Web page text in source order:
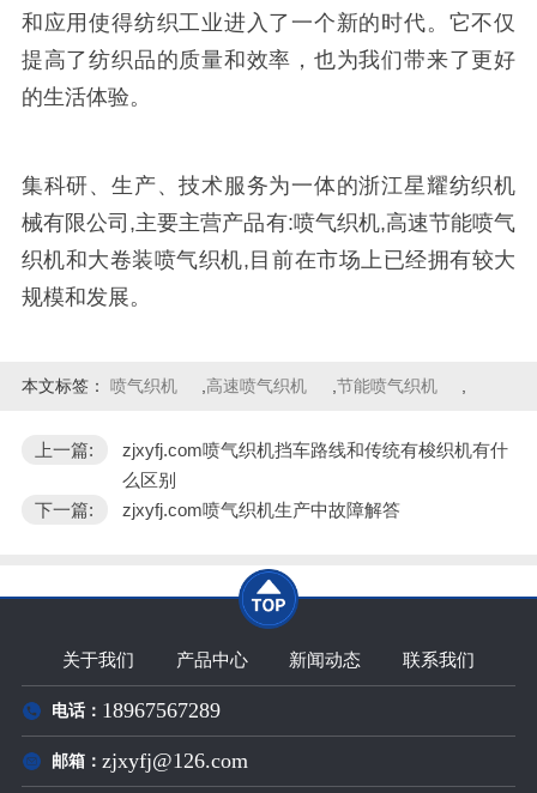
和应用使得纺织工业进入了一个新的时代。它不仅
提高了纺织品的质量和效率，也为我们带来了更好
的生活体验。
集科研、生产、技术服务为一体的浙江星耀纺织机
械有限公司,主要主营产品有:喷气织机,高速节能喷气
织机和大卷装喷气织机,目前在市场上已经拥有较大
规模和发展。
本文标签： 喷气织机 高速喷气织机 节能喷气织机
上一篇:
zjxyfj.com喷气织机挡车路线和传统有梭织机有什
么区别
下一篇:
zjxyfj.com喷气织机生产中故障解答
关于我们 产品中心 新闻动态 联系我们
电话： 18967567289
邮箱： zjxyfj@126.com